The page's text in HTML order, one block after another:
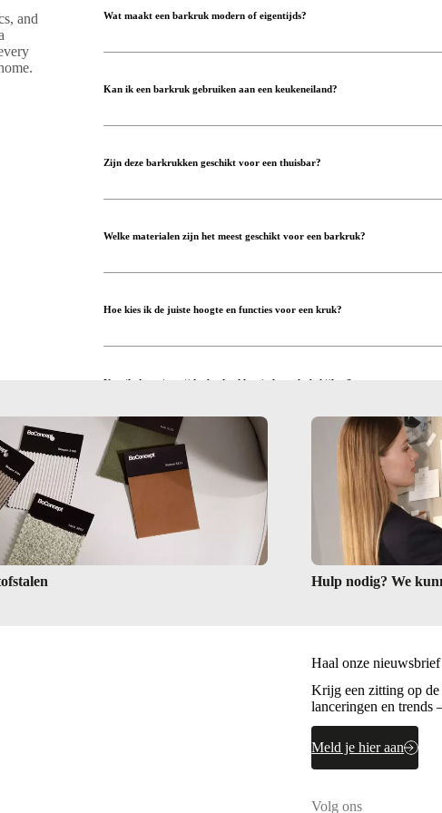
and
Wat maakt een barkruk modern of eigentijds?
Kan ik een barkruk gebruiken aan een keukeneiland?
Zijn deze barkrukken geschikt voor een thuisbar?
Welke materialen zijn het meest geschikt voor een barkruk?
Hoe kies ik de juiste hoogte en functies voor een kruk?
Kan ik deze eigentijdse barkrukken in het echt bekijken?
Vind een winkel
Hulp nodig bij het ontwerpen van je keuken of barruimte?
Hulp nodig? We
Haal onze
Krijg een zitting op
lanceringen en trends
Meld je hier aan
Volg ons